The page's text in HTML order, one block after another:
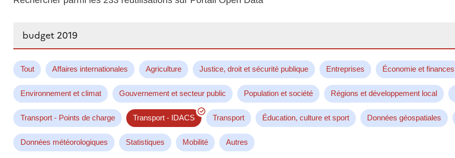
Tout Affaires internationales Agriculture Justice, droit et sécurité publique Entreprises Économie et finances
Environnement et climat Gouvernement et secteur public Population et société Régions et développement local
Transport - Points de charge Transport - IDACS Transport Éducation, culture et sport Données géospatiales
Données météorologiques Statistiques Mobilité Autres